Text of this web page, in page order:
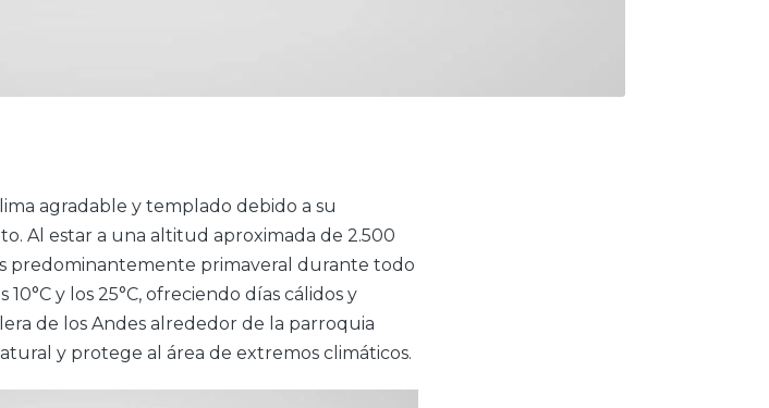
agradable y templado debido a su
Al estar a una altitud aproximada de 2.500
predominantemente primaveral durante todo
y los 25°C, ofreciendo días cálidos y
de los Andes alrededor de la parroquia
y protege al área de extremos climáticos.